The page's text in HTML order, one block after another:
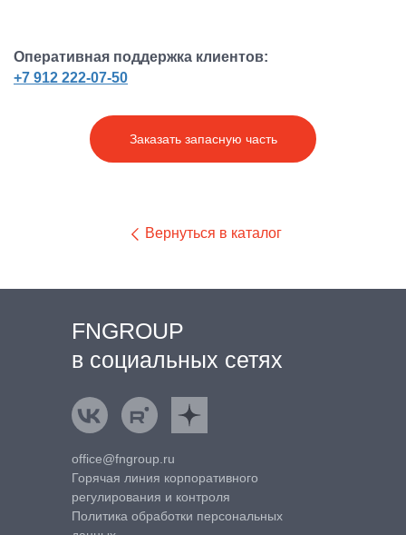
Оперативная поддержка клиентов:
+7 912 222-07-50
Заказать запасную часть
Вернуться в каталог
FNGROUP
в социальных сетях
ВКонтактеRutube Яндекс.Дзен
office@fngroup.ru
Горячая линия корпоративного
регулирования и контроля
Политика обработки персональных